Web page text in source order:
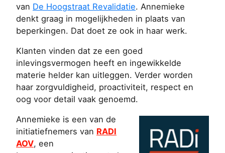
van De Hoogstraat Revalidatie. Annemieke
denkt graag in mogelijkheden in plaats van
beperkingen. Dat doet ze ook in haar werk.
Klanten vinden dat ze een goed
inlevingsvermogen heeft en ingewikkelde
materie helder kan uitleggen. Verder worden
haar zorgvuldigheid, proactiviteit, respect en
oog voor detail vaak genoemd.
Annemieke is een van de
initiatiefnemers van RADI
AOV, een